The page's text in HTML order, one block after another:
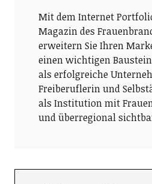
Mit dem Internet
Magazin des
erweitern Sie Ihren
einen wichtigen
als erfolgreiche
Freiberuflerin und
als Institution mit
und überregional